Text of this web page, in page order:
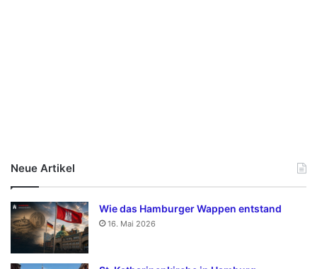
Neue Artikel
Wie das Hamburger Wappen entstand
16. Mai 2026